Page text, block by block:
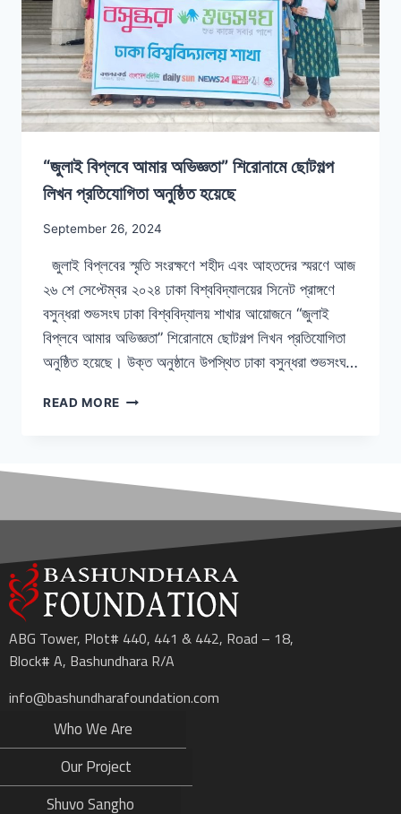
“জুলাই বিপ্লবে আমার অভিজ্ঞতা” শিরোনামে ছোটগল্প
লিখন প্রতিযোগিতা অনুষ্ঠিত হয়েছে
September 26, 2024
জুলাই বিপ্লবের স্মৃতি সংরক্ষণে শহীদ এবং আহতদের স্মরণে আজ
২৬ শে সেপ্টেম্বর ২০২৪ ঢাকা বিশ্ববিদ্যালয়ের সিনেট প্রাঙ্গণে
বসুন্ধরা শুভসংঘ ঢাকা বিশ্ববিদ্যালয় শাখার আয়োজনে “জুলাই
বিপ্লবে আমার অভিজ্ঞতা” শিরোনামে ছোটগল্প লিখন প্রতিযোগিতা
অনুষ্ঠিত হয়েছে। উক্ত অনুষ্ঠানে উপস্থিত ঢাকা বসুন্ধরা শুভসংঘ…
READ MORE
ABG Tower, Plot# 440, 441 & 442, Road – 18,
Block# A, Bashundhara R/A
info@bashundharafoundation.com
Who We Are
Our Project
Shuvo Sangho